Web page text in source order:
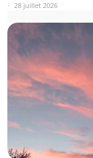
28 juillet 2026